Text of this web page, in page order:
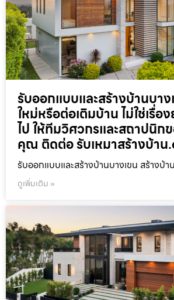
รับออกแบบและสร้างบ้านบาง
ใหม่หรือต่อเติมบ้าน ไม่ใช่เรื่
ไป ให้ทีมวิศวกรและสถาปนิก
คุณ ติดต่อ รับเหมาสร้างบ้าน
รับออกแบบและสร้างบ้านบางเขน สร้างบ้า
ดูเพิ่มเติม »